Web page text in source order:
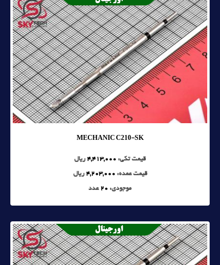
MECHANIC C210-SK
قیمت تکی: 4,413,000 ریال
قیمت عمده: 4,203,000 ریال
موجودی: 20 عدد